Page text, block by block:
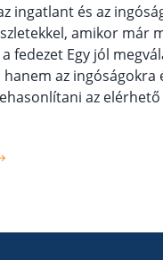
ingatlant és az
amikor már
fedezet Egy jól
az ingóságokra
az